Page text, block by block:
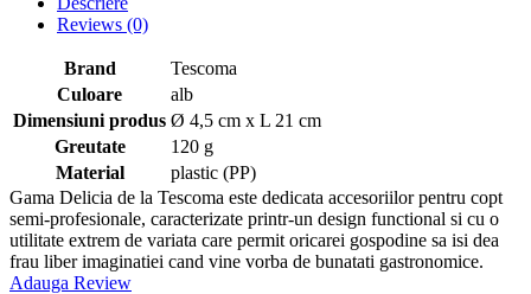
Reviews (0)
Brand
Tescoma
Culoare
alb
Dimensiuni produs Ø 4,5 cm x L 21 cm
Greutate
120 g
Material
plastic (PP)
Gama Delicia de la Tescoma este dedicata accesoriilor pentru copt
semi-profesionale, caracterizate printr-un design functional si cu o
utilitate extrem de variata care permit oricarei gospodine sa isi dea
frau liber imaginatiei cand vine vorba de bunatati gastronomice.
Adauga Review